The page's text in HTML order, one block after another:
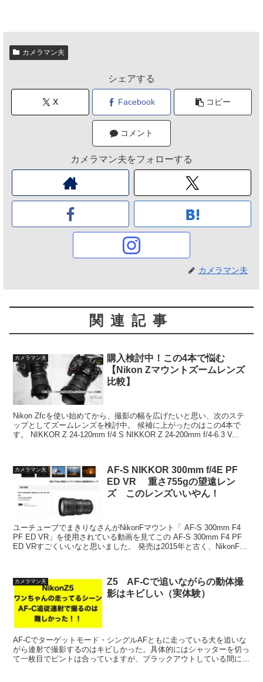
カメラマン夫
シェアする
X Facebook コピー
コメント
カメラマン夫をフォローする
カメラマン夫
関連記事
カメラマン夫
購入検討中！この4本で悩む
【Nikon Zマウントズームレンズ
比較】
Nikon Zfcを使い始めてから、撮影の幅を広げたいと思い、次のステ
ップとしてズームレンズを検討中。 候補に上がったのはこの4本で
す。 NIKKOR Z 24-120mm f/4 S NIKKOR Z 24-200mm f/4-6.3 V...
カメラマン夫
AF-S NIKKOR 300mm f/4E PF
ED VR 重さ755gの望遠レン
ズ このレンズいいやん！
ユーチューブでまきりなさんがNikonFマウント「 AF-S 300mm F4
PF ED VR」を使用されている動画を見てこの AF-S 300mm F4 PF
ED VRすごくいいなと思いました。 発売は2015年と古く、NikonF
カメラマン夫
Z5 AF-Cで追いながらの動体撮
影はキビしい（実体験）
AF-Cでターゲットモード・シングルAFともに走っている犬を追いな
がら連射で撮影するのはキビしかった。具体的にはシャッターを切っ
て一枚目でピントは合っていますが、ブラックアウトしている間に連